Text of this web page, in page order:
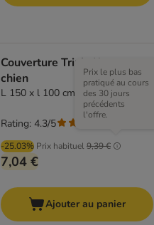
Couverture Trixie Kenny pour
chien
L 150 x l 100 cm, bleu
-25.03% Prix habituel9,39 €
Prix le plus bas
pratiqué au cours
des 30 jours
précédents
l'offre.
7,04 €
Rating: 4.3/5
Ajouter au panier